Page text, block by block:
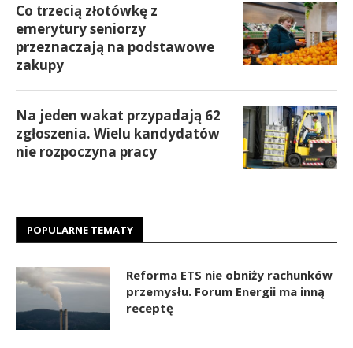
Co trzecią złotówkę z
emerytury seniorzy
przeznaczają na podstawowe
zakupy
Na jeden wakat przypadają 62
zgłoszenia. Wielu kandydatów
nie rozpoczyna pracy
POPULARNE TEMATY
Reforma ETS nie obniży rachunków
przemysłu. Forum Energii ma inną
receptę